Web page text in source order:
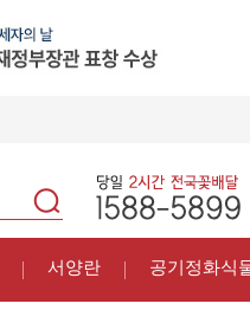
서양란 공기정화식